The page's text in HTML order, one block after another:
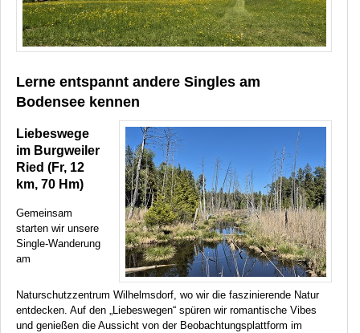
Lerne entspannt andere Singles am
Bodensee kennen
Liebeswege
im Burgweiler
Ried (Fr, 12
km, 70 Hm)
Gemeinsam
starten wir unsere
Single-Wanderung
am
Naturschutzzentrum Wilhelmsdorf, wo wir die faszinierende Natur
entdecken. Auf den „Liebeswegen“ spüren wir romantische Vibes
und genießen die Aussicht von der Beobachtungsplattform im